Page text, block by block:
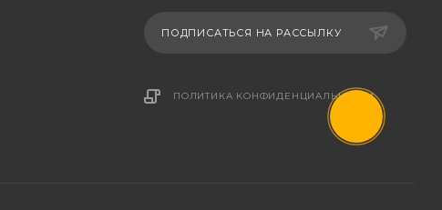
ПОДПИСАТЬСЯ НА РАССЫЛКУ
ПОЛИТИКА КОНФИДЕНЦИАЛЬНОСТИ